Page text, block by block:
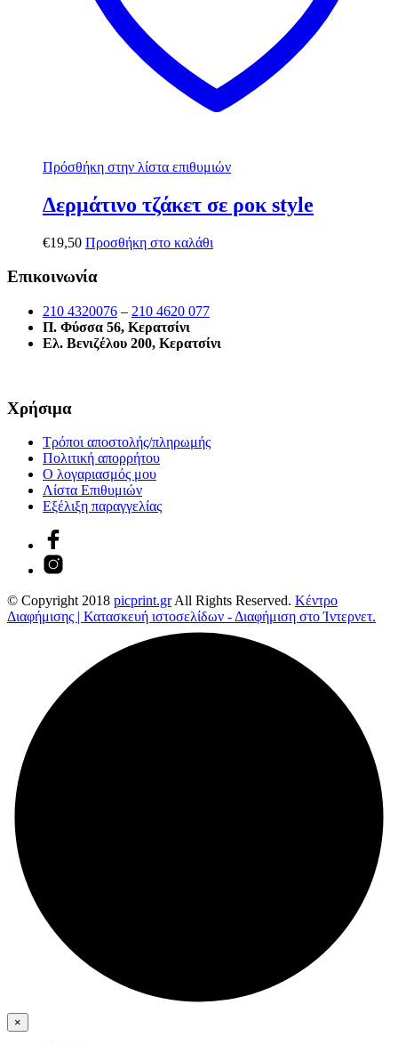
Πρόσθήκη στην λίστα επιθυμιών
Δερμάτινο τζάκετ σε ροκ style
€19,50 Προσθήκη στο καλάθι
Επικοινωνία
210 4320076 – 210 4620 077
Π. Φύσσα 56, Κερατσίνι
Ελ. Βενιζέλου 200, Κερατσίνι
Χρήσιμα
Τρόποι αποστολής/πληρωμής
Πολιτική απορρήτου
Ο λογαριασμός μου
Λίστα Επιθυμιών
Εξέλιξη παραγγελίας
© Copyright 2018 picprint.grAll Rights Reserved. Κέντρο
Διαφήμισης | Κατασκευή ιστοσελίδων - Διαφήμιση στο Ίντερνετ.
×